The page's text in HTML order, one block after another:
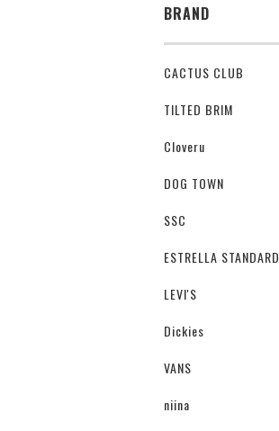
BRAND
CACTUS CLUB
TILTED BRIM
Cloveru
DOG TOWN
SSC
ESTRELLA STANDARD
LEVI'S
Dickies
VANS
niina